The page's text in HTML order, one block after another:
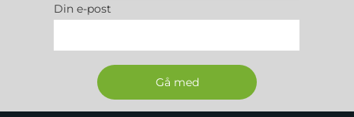
Din e-post